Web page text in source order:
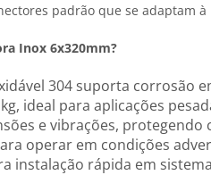
padrão que se adaptam
Inox 6x320mm?
304 suporta corrosão
ideal para aplicações
e vibrações, protegendo
operar em condições
instalação rápida em